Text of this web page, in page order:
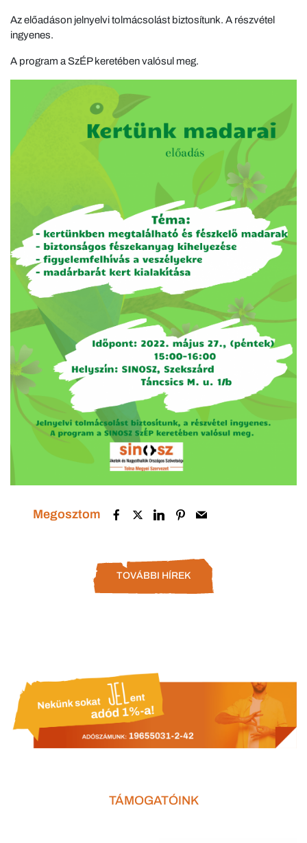
Az előadáson jelnyelvi tolmácsolást biztosítunk. A részvétel
ingyenes.
A program a SzÉP keretében valósul meg.
Megosztom
TOVÁBBI HÍREK
TÁMOGATÓINK